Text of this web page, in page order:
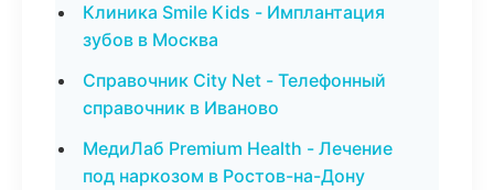
Клиника Smile Kids - Имплантация
зубов в Москва
Справочник City Net - Телефонный
справочник в Иваново
МедиЛаб Premium Health - Лечение
под наркозом в Ростов-на-Дону